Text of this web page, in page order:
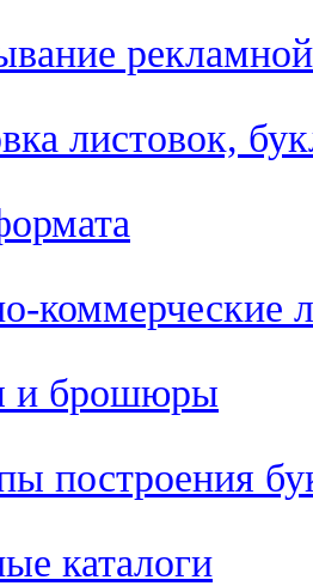
листовок,
коммерческие
и брошюры
построения
каталоги